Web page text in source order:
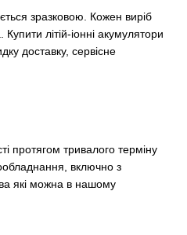
зразковою. Кожен виріб
літій-іонні акумулятори
доставку, сервісне
протягом тривалого терміну
включно з
які можна в нашому